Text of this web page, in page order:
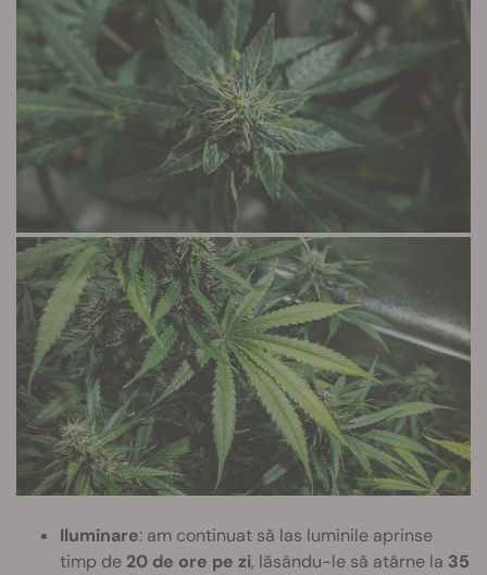
Iluminare: am continuat să las luminile aprinse
timp de 20 de ore pe zi, lăsându-le să atârne la 35